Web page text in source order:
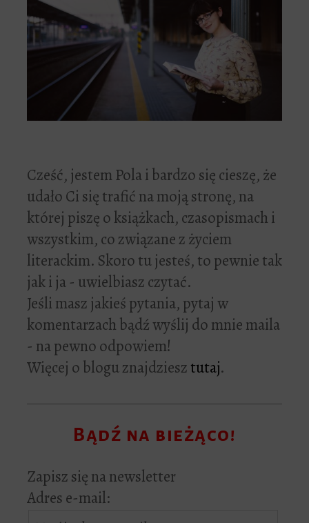
Cześć, jestem Pola i bardzo się cieszę, że
udało Ci się trafić na moją stronę, na
której piszę o książkach, czasopismach i
wszystkim, co związane z życiem
literackim. Skoro tu jesteś, to pewnie tak
jak i ja - uwielbiasz czytać.
Jeśli masz jakieś pytania, pytaj w
komentarzach bądź wyślij do mnie maila
- na pewno odpowiem!
Więcej o blogu znajdziesztutaj.
Bądź na bieżąco!
Zapisz się na newsletter
Adres e-mail: